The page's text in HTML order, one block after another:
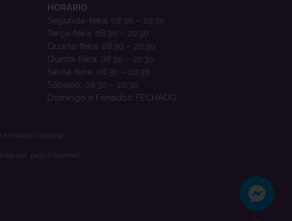
HORÁRIO
Segunda-feira: 08:30 – 20:30
Terça-feira: 08:30 – 20:30
Quarta-feira: 08:30 – 20:30
Quinta-feira: 08:30 – 20:30
Sexta-feira: 08:30 – 20:30
Sábado: 08:30 – 20:30
Domingo e Feriados: FECHADO
Almeida Gouveia
pelo Infarmed.